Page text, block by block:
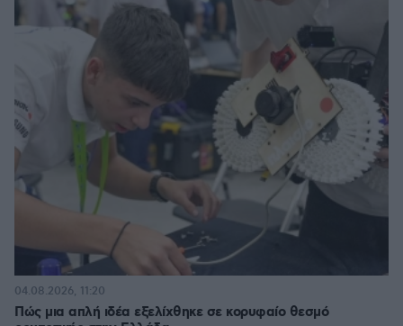
Πώς μια απλή ιδέα εξελίχθηκε σε κορυφαίο θεσμό
04.08.2026, 11:20